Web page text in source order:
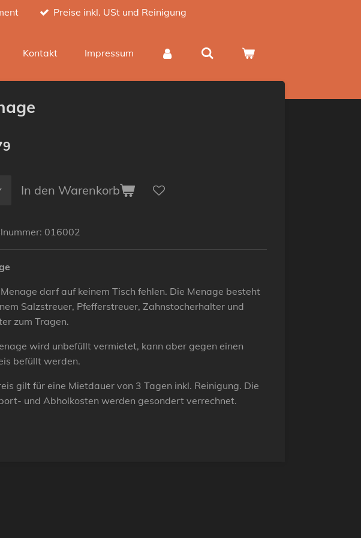
Preise inkl. USt und Reinigung
Kontakt Impressum
In den Warenkorb
016002
darf auf keinem Tisch fehlen. Die Menage besteht
Salzstreuer, Pfefferstreuer, Zahnstocherhalter und
zum Tragen.
wird unbefüllt vermietet, kann aber gegen einen
befüllt werden.
gilt für eine Mietdauer von 3 Tagen inkl. Reinigung. Die
und Abholkosten werden gesondert verrechnet.